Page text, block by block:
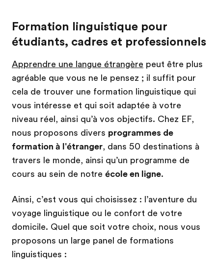
Formation linguistique pour
étudiants, cadres et professionnels
Apprendre une langue étrangère peut être plus
agréable que vous ne le pensez ; il suffit pour
cela de trouver une formation linguistique qui
vous intéresse et qui soit adaptée à votre
niveau réel, ainsi qu’à vos objectifs. Chez EF,
nous proposons divers programmes de
formation à l'étranger, dans 50 destinations à
travers le monde, ainsi qu’un programme de
cours au sein de notre école en ligne.
Ainsi, c’est vous qui choisissez : l’aventure du
voyage linguistique ou le confort de votre
domicile. Quel que soit votre choix, nous vous
proposons un large panel de formations
linguistiques :